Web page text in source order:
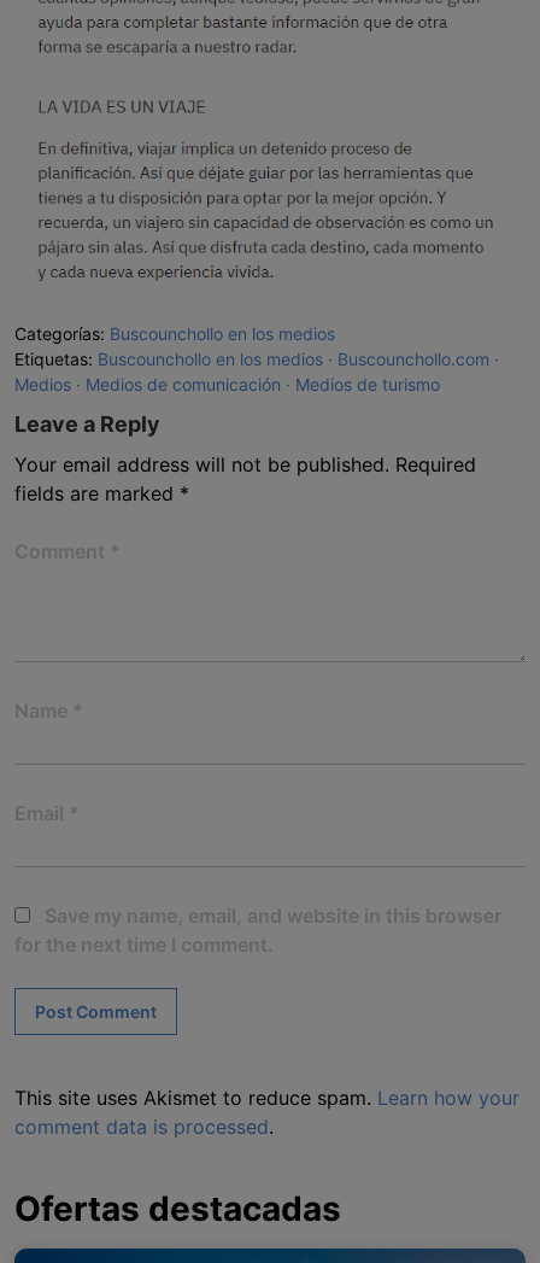
Categorías: Buscounchollo en los medios
Etiquetas: Buscounchollo en los medios
Buscounchollo.com
Medios
Medios de comunicación Medios de turismo
Leave a Reply
Your email address will not be published. Required
fields are marked *
Comment *
Name *
Email *
Save my name, email, and website in this browser
for the next time I comment.
This site uses Akismet to reduce spam. Learn how your
comment data is processed.
Ofertas destacadas